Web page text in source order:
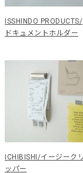
ISSHINDO PRODUCTS/
ドキュメントホルダー
ICHIBISHI/イージークリ
ッパー